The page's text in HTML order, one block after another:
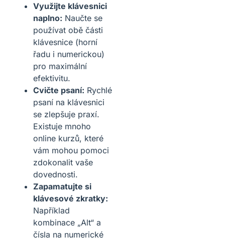
Využijte klávesnici
naplno: Naučte se
používat obě části
klávesnice (horní
řadu i numerickou)
pro maximální
efektivitu.
Cvičte psaní: Rychlé
psaní na klávesnici
se zlepšuje praxí.
Existuje mnoho
online kurzů, které
vám mohou pomoci
zdokonalit vaše
dovednosti.
Zapamatujte si
klávesové zkratky:
Například
kombinace „Alt“ a
čísla na numerické